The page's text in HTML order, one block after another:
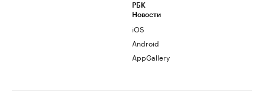
РБК
Новости
iOS
Android
AppGallery